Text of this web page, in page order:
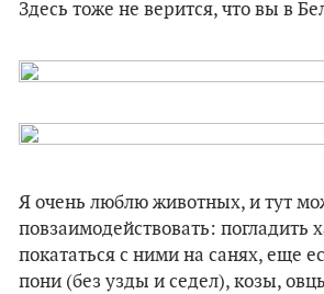
Здесь тоже не верится, что вы в
Я очень люблю животных, и тут
повзаимодействовать: погладить
покататься с ними на санях, еще
пони (без узды и седел), козы,